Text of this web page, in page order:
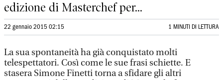
edizione di Masterchef per...
22 gennaio 2015 02:15 1 MINUTI DI LETTURA
La sua spontaneità ha già conquistato molti
telespettatori. Così come le sue frasi schiette. E
stasera Simone Finetti torna a sfidare gli altri